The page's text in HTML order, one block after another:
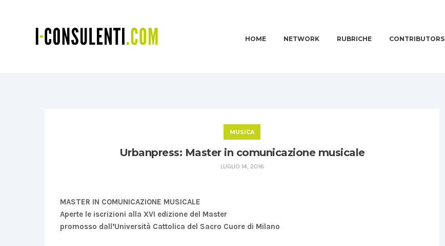
HOME NETWORK RUBRICHE CONTRIBUTORS
MUSICA
Urbanpress: Master in comunicazione musicale
LUGLIO 14, 2016
MASTER IN COMUNICAZIONE MUSICALE
Aperte le iscrizioni alla XVI edizione del Master
promosso dall’Università Cattolica del Sacro Cuore di Milano